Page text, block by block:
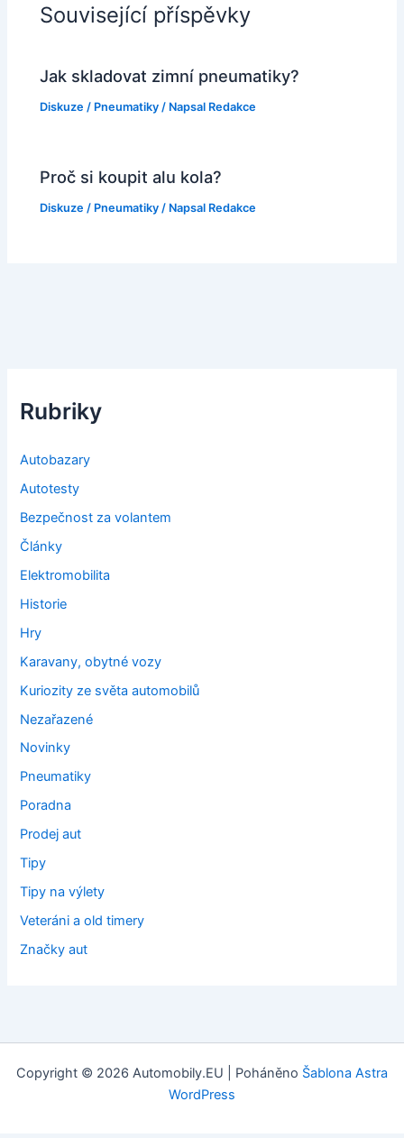
Související příspěvky
Jak skladovat zimní pneumatiky?
Diskuze / Pneumatiky / Napsal Redakce
Proč si koupit alu kola?
Diskuze / Pneumatiky / Napsal Redakce
Rubriky
Autobazary
Autotesty
Bezpečnost za volantem
Články
Elektromobilita
Historie
Hry
Karavany, obytné vozy
Kuriozity ze světa automobilů
Nezařazené
Novinky
Pneumatiky
Poradna
Prodej aut
Tipy
Tipy na výlety
Veteráni a old timery
Značky aut
Copyright © 2026 Automobily.EU | Poháněno Šablona Astra
WordPress